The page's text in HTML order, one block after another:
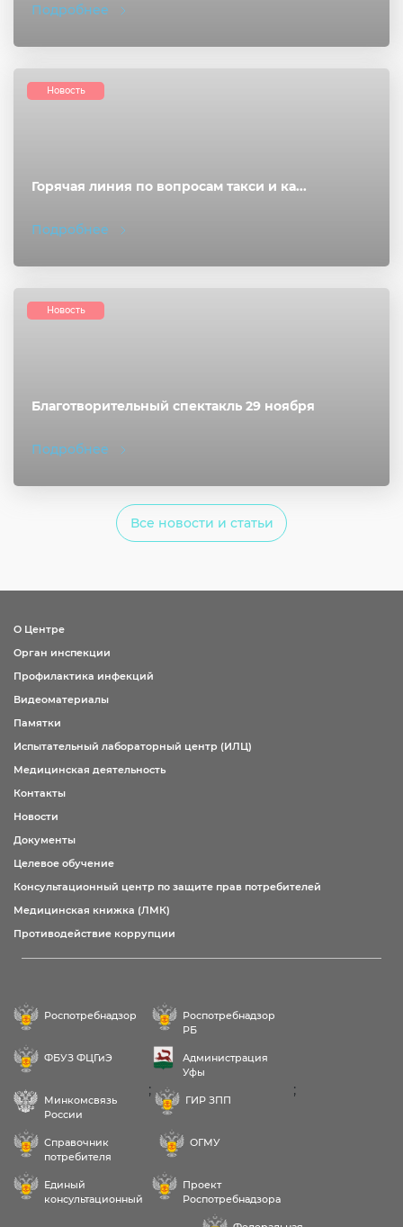
Подробнее
Горячая линия по вопросам такси и ка...
Подробнее
Новость
Благотворительный спектакль 29 ноября
Подробнее
Новость
Все новости и статьи
О Центре
Орган инспекции
Профилактика инфекций
Видеоматериалы
Памятки
Испытательный лабораторный центр (ИЛЦ)
Медицинская деятельность
Контакты
Новости
Документы
Целевое обучение
Консультационный центр по защите прав потребителей
Медицинская книжка (ЛМК)
Противодействие коррупции
Роспотребнадзор
Роспотребнадзор
РБ
ФБУЗ ФЦГиЭ
Администрация
Уфы
Минкомсвязь
России
;
ГИР ЗПП
;
Справочник
потребителя
ОГМУ
Единый
консультационный
Проект
Роспотребнадзора
РФ «Здоровое